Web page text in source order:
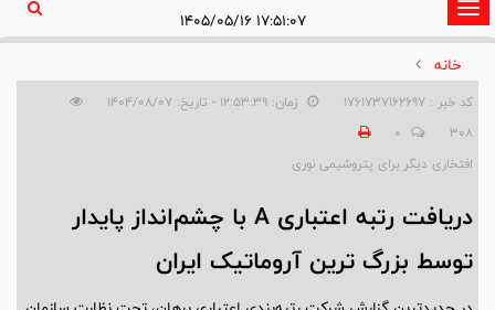
تغییر
وضعیت
ناوبری
۱۷:۵۱:۰۷ ۱۴۰۵/۰۵/۱۶
خانه
کد خبر : 1761737162697
زمان: ۱۲:۵۳:۳۹ - تاریخ: ۱۴۰۴/۰۸/۰۷
308
0
افتخاری دیگر برای پتروشیمی نوری
دریافت رتبه اعتباری A با چشم‌انداز پایدار
توسط بزرگ ترین آروماتیک ایران